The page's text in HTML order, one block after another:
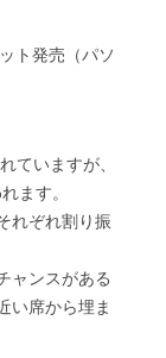
ト発売（パソ
ていますが、
ます。
れぞれ割り振
ャンスがある
い席から埋ま